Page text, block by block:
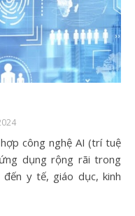
công nghệ AI (trí tuệ
dụng rộng rãi trong
y tế, giáo dục, kinh